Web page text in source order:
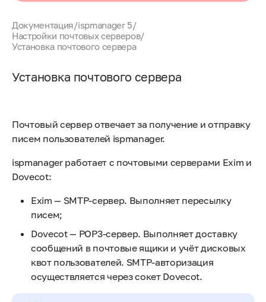
Документация/ispmanager 5/
Настройки почтовых серверов/
Установка почтового сервера
Установка почтового сервера
Почтовый сервер отвечает за получение и отправку
писем пользователей ispmanager.
ispmanager работает с почтовыми серверами Exim и
Dovecot:
Exim — SMTP-сервер. Выполняет пересылку
писем;
Dovecot — POP3-сервер. Выполняет доставку
сообщений в почтовые ящики и учёт дисковых
квот пользователей. SMTP-авторизация
осуществляется через сокет Dovecot.